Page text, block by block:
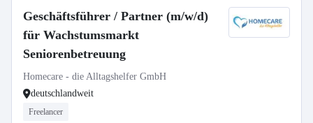
Geschäftsführer / Partner (m/w/d)
für Wachstumsmarkt
Seniorenbetreuung
Homecare - die Alltagshelfer GmbH
deutschlandweit
Freelancer